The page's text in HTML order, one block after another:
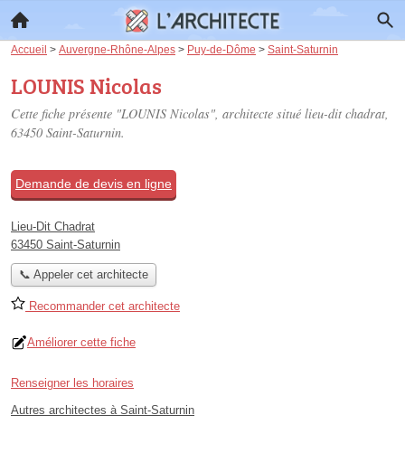
Accueil > Auvergne-Rhône-Alpes > Puy-de-Dôme > Saint-Saturnin
LOUNIS Nicolas
Cette fiche présente "LOUNIS Nicolas", architecte situé lieu-dit chadrat,
63450 Saint-Saturnin.
Demande de devis en ligne
Lieu-Dit Chadrat
63450 Saint-Saturnin
📞 Appeler cet architecte
Recommander cet architecte
Améliorer cette fiche
Renseigner les horaires
Autres architectes à Saint-Saturnin